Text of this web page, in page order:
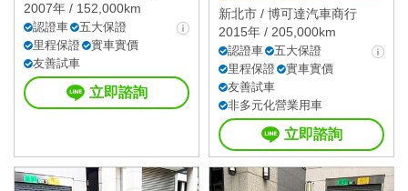
2007年 / 152,000km
認證車
五大保證
里程保證
實車實價
友善試車
立即諮詢
新北市 / 博可達汽車商行
2015年 / 205,000km
認證車
五大保證
里程保證
實車實價
友善試車
非多元化營業用車
立即諮詢